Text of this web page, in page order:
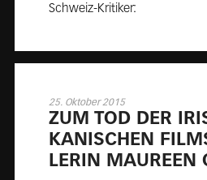
Schweiz-Kritiker:
25. Oktober 2015
ZUM TOD DER
KA­NI­SCHEN
LE­RIN MAU­RE­EN